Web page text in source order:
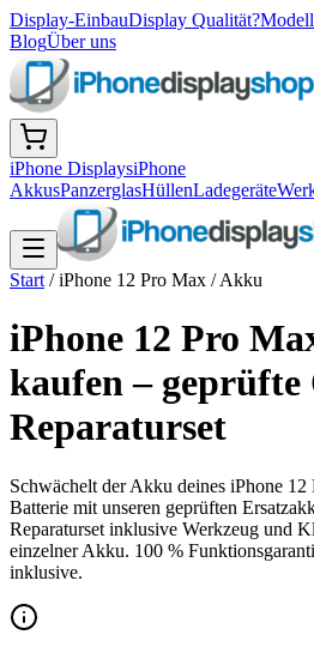
Display-EinbauDisplay Qualität?
BlogÜber uns
iPhone DisplaysiPhone
AkkusPanzerglasHüllenLadegeräte
Start /iPhone 12 Pro Max /Akku
iPhone 12 Pro
kaufen –
Reparaturset
Schwächelt der Akku deines iPhone 12
Batterie mit unseren geprüften
Reparaturset inklusive Werkzeug und
einzelner Akku. 100 %
inklusive.